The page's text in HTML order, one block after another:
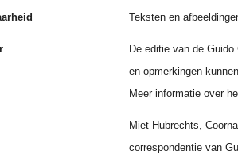
Teksten en
De editie van de
en opmerkingen
Meer informatie over
Miet Hubrechts,
correspondentie van